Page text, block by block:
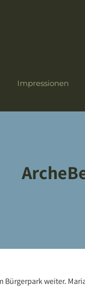
Impressionen
weiter.